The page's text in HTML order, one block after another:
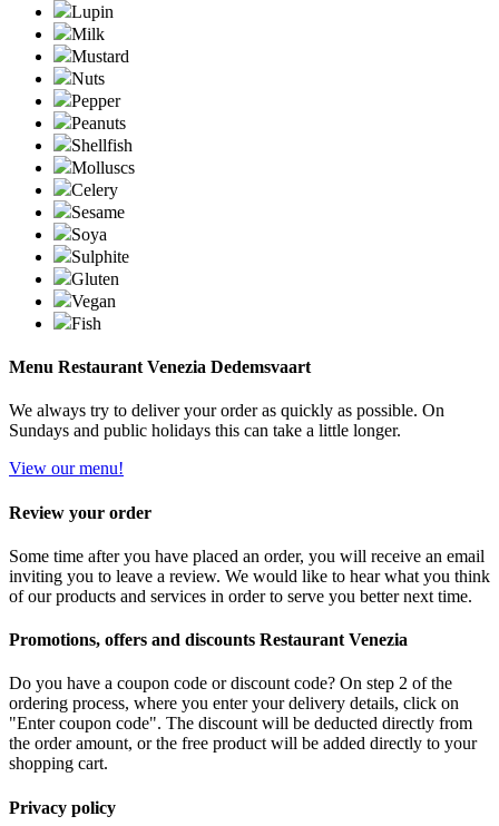
Lupin
Milk
Mustard
Nuts
Pepper
Peanuts
Shellfish
Molluscs
Celery
Sesame
Soya
Sulphite
Gluten
Vegan
Fish
Menu Restaurant Venezia Dedemsvaart
We always try to deliver your order as quickly as possible. On
Sundays and public holidays this can take a little longer.
View our menu!
Review your order
Some time after you have placed an order, you will receive an email
inviting you to leave a review. We would like to hear what you think
of our products and services in order to serve you better next time.
Promotions, offers and discounts Restaurant Venezia
Do you have a coupon code or discount code? On step 2 of the
ordering process, where you enter your delivery details, click on
"Enter coupon code". The discount will be deducted directly from
the order amount, or the free product will be added directly to your
shopping cart.
Privacy policy